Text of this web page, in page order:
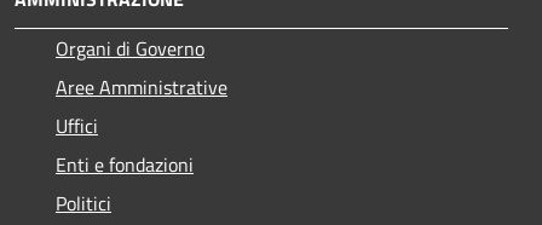
Organi di Governo
Aree Amministrative
Uffici
Enti e fondazioni
Politici